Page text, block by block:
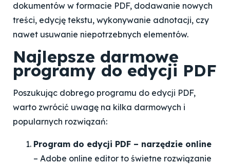
dokumentów w formacie PDF, dodawanie nowych
treści, edycję tekstu, wykonywanie adnotacji, czy
nawet usuwanie niepotrzebnych elementów.
Najlepsze darmowe
programy do edycji PDF
Poszukując dobrego programu do edycji PDF,
warto zwrócić uwagę na kilka darmowych i
popularnych rozwiązań:
Program do edycji PDF – narzędzie online
– Adobe online editor to świetne rozwiązanie